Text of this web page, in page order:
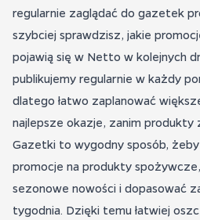
regularnie zaglądać do gazetek
szybciej sprawdzisz, jakie
pojawią się w Netto w kolejnych
publikujemy regularnie w każdy
dlatego łatwo zaplanować
najlepsze okazje, zanim produkty
Gazetki to wygodny sposób,
promocje na produkty
sezonowe nowości i dopasować
tygodnia. Dzięki temu łatwiej